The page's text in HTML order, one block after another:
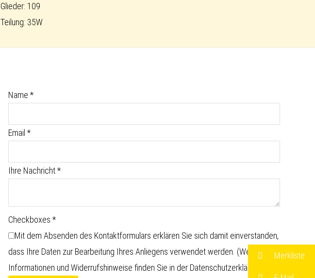
Glieder: 109
Teilung: 35W
Name *
Email *
Ihre Nachricht*
Checkboxes *
Mit dem Absenden des Kontaktformulars erklären Sie sich damit einverstanden,
dass Ihre Daten zur Bearbeitung Ihres Anliegens verwendet werden. (Weitere
Informationen und Widerrufshinweise finden Sie in der Datenschutzerklärung
Merkliste